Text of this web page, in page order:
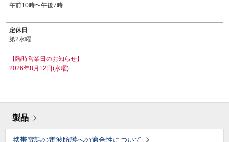
午前10時〜午後7時
定休日
第2水曜
【臨時営業日のお知らせ】
2026年8月12日(水曜)
製品
携帯電話の電波防護への適合性について